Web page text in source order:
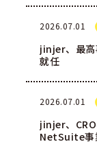
2026.07.01
jinjer、最高
就任
2026.07.01
jinjer、
NetSuite事